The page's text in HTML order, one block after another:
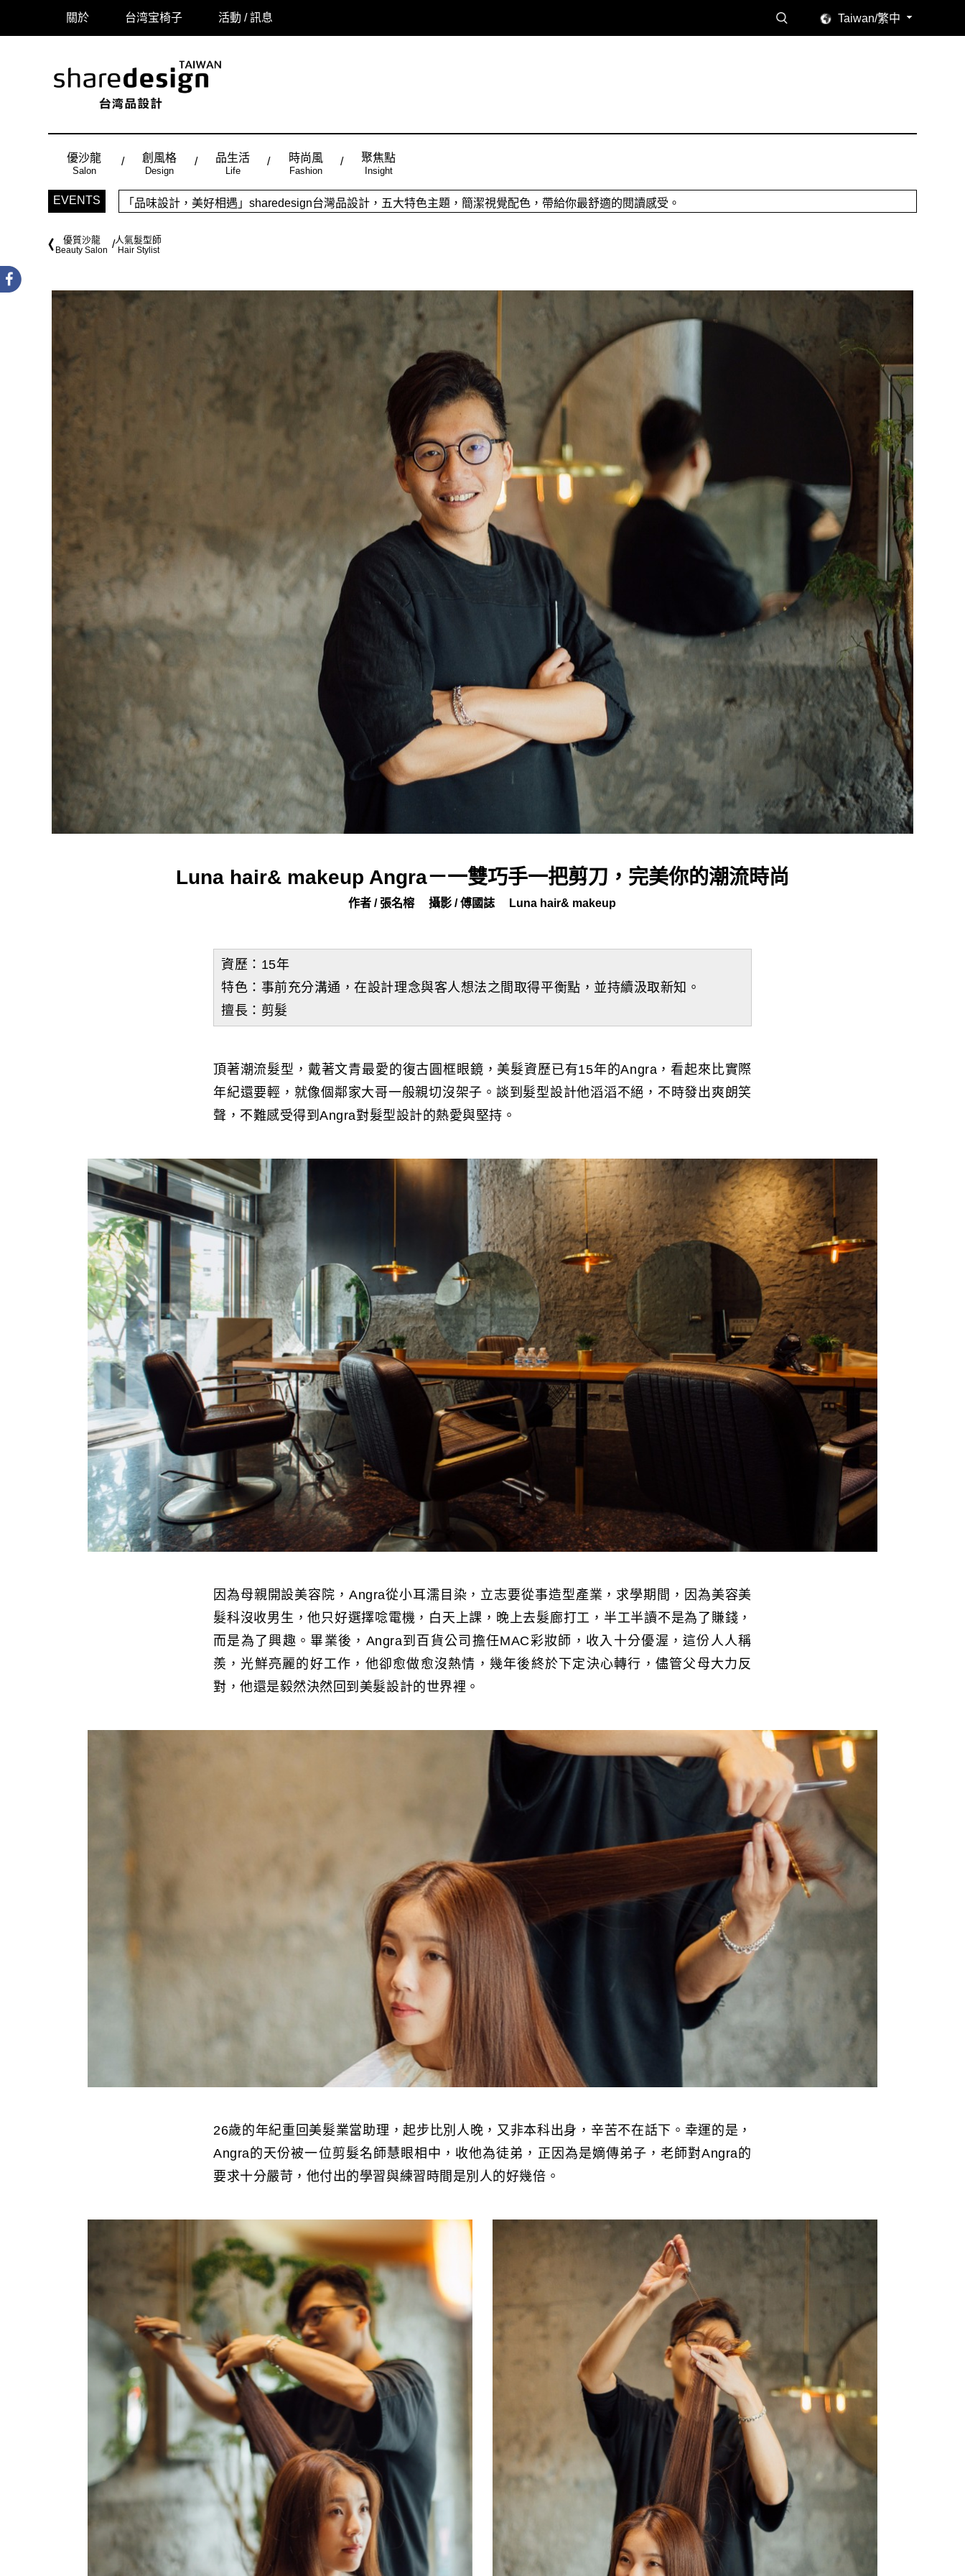
Taiwan/繁中
關於 台湾宝椅子 活動 / 訊息
優沙龍
Salon
創風格
Design
品生活
Life
時尚風
Fashion
聚焦點
Insight
EVENTS
時尚風：Made in Taiwan， 從台灣原創時尚，領略潮流趨勢，體現個人穿搭品味。
優質沙龍
Beauty Salon
人氣髮型師
Hair Stylist
Luna hair& makeup Angra－一雙巧手一把剪刀，完美你的潮流時尚
作者 / 張名榕 攝影 / 傅國誌 Luna hair& makeup
資歷：15年
特色：事前充分溝通，在設計理念與客人想法之間取得平衡點，並持續汲取新知。
擅長：剪髮
頂著潮流髮型，戴著文青最愛的復古圓框眼鏡，美髮資歷已有15年的Angra，看起來比實際
年紀還要輕，就像個鄰家大哥一般親切沒架子。談到髮型設計他滔滔不絕，不時發出爽朗笑
聲，不難感受得到Angra對髮型設計的熱愛與堅持。
因為母親開設美容院，Angra從小耳濡目染，立志要從事造型產業，求學期間，因為美容美
髮科沒收男生，他只好選擇唸電機，白天上課，晚上去髮廊打工，半工半讀不是為了賺錢，
而是為了興趣。畢業後，Angra到百貨公司擔任MAC彩妝師，收入十分優渥，這份人人稱
羨，光鮮亮麗的好工作，他卻愈做愈沒熱情，幾年後終於下定決心轉行，儘管父母大力反
對，他還是毅然決然回到美髮設計的世界裡。
26歲的年紀重回美髮業當助理，起步比別人晚，又非本科出身，辛苦不在話下。幸運的是，
Angra的天份被一位剪髮名師慧眼相中，收他為徒弟，正因為是嫡傳弟子，老師對Angra的
要求十分嚴苛，他付出的學習與練習時間是別人的好幾倍。